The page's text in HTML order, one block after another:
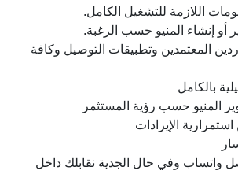
اللازمة للتشغيل الكامل.
أو إنشاء المنيو حسب الرغبة.
المعتمدين وتطبيقات التوصيل وكافة
بالكامل
المنيو حسب رؤية المستثمر
الإيرادات
التواصل واتساب وفي حال الجدية نقابلك داخل